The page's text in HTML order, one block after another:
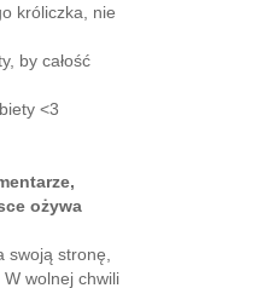
króliczka, nie
by całość
<3
ożywa
swoją stronę,
wolnej chwili